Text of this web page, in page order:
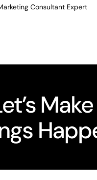
Consultant Expert
Make